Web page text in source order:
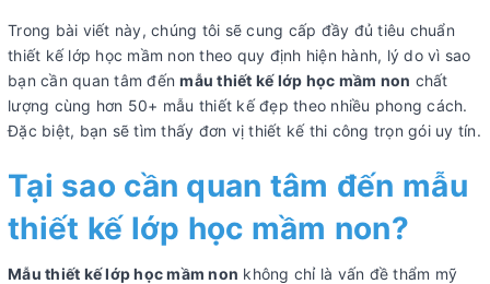
Trong bài viết này, chúng tôi sẽ cung cấp đầy đủ tiêu chuẩn
thiết kế lớp học mầm non theo quy định hiện hành, lý do vì sao
bạn cần quan tâm đếnmẫu thiết kế lớp học mầm non chất
lượng cùng hơn 50+ mẫu thiết kế đẹp theo nhiều phong cách.
Đặc biệt, bạn sẽ tìm thấy đơn vị thiết kế thi công trọn gói uy tín.
Tại sao cần quan tâm đến mẫu
thiết kế lớp học mầm non?
Mẫu thiết kế lớp học mầm non không chỉ là vấn đề thẩm mỹ